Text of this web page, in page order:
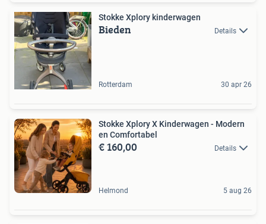
Stokke Xplory kinderwagen
Bieden Details
Rotterdam 30 apr 26
Stokke Xplory X Kinderwagen - Modern
en Comfortabel
€ 160,00 Details
Helmond 5 aug 26